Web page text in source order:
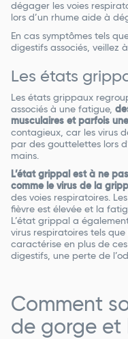
dégager les voies
lors d’un rhume aide à
En cas symptômes tels
digestifs associés, veillez
Les états
Les états grippaux
associés à une fatigue,
musculaires et parfois
contagieux, car les virus
par des gouttelettes lors
mains.
L’état grippal est à ne
comme le virus de la
des voies respiratoires.
fièvre est élevée et la
L’état grippal a
virus respiratoires tels
caractérise en plus de
digestifs, une perte de
Comment
de gorge et